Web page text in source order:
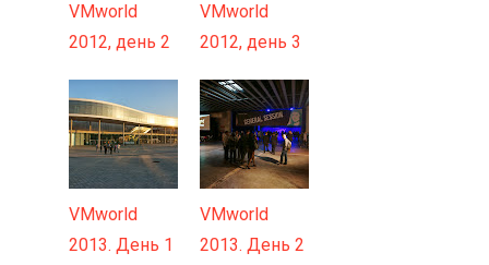
VMworld
2012, день 2
VMworld
2012, день 3
VMworld
2013. День 1
VMworld
2013. День 2